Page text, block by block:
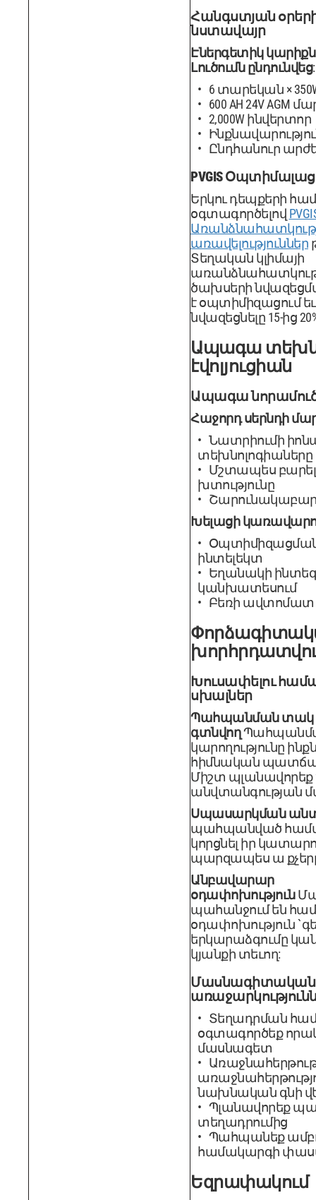
Հանգստյան
նստավայր
Էներգետիկ
Լուծումն ընդունվեց:
6 տարեկան ×
600 AH 24V AGM
2,000W ինվերտոր
Ընդհանուր
PVGIS
Երկու դեպքերի
օգտագործելով
առավելություններ
Տեղական կլիմայի
ծախսերի
է օպտիմիզացում
նվազեցնելը 15-ից
Ապագա
էվոլյուցիան
Ապագա
Հաջորդ սերնդի
Նատրիումի
Մշտապես
խտությունը
Շարունակաբար
Խելացի
ինտելեկտ
Եղանակի
կանխատեսում
Բեռի ավտոմատ
Խուսափելու
սխալներ
Պահպանման տակ
գտնվող
կարողությունը
հիմնական
Միշտ պլանավորեք
անվտանգության
Սպասարկման
պահպանված
կորցնել իր
պարզապես ա
Անբավարար
օդափոխություն
պահանջում են
օդափոխություն
երկարաձգումը
կյանքի տեւող:
Մասնագիտական
Տեղադրման
օգտագործեք
մասնագետ
նախնական գնի
Պլանավորեք
տեղադրումից
Պահպանեք
համակարգի
Եզրափակում